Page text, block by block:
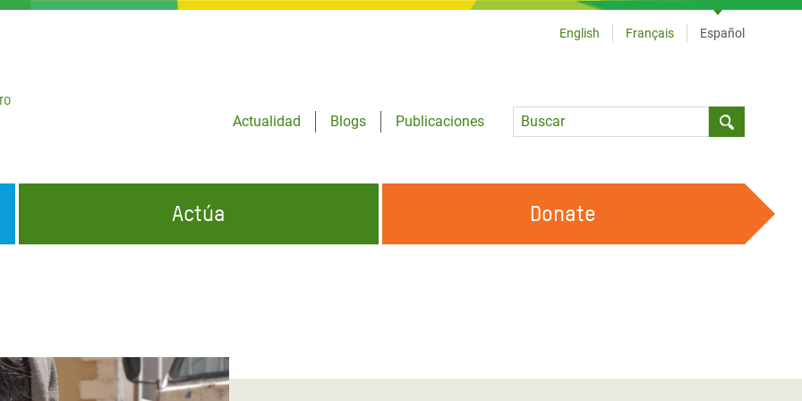
Actualidad
Blogs
Publicaciones
Language
English Français Español
por la Crisis en
Actúa Donate